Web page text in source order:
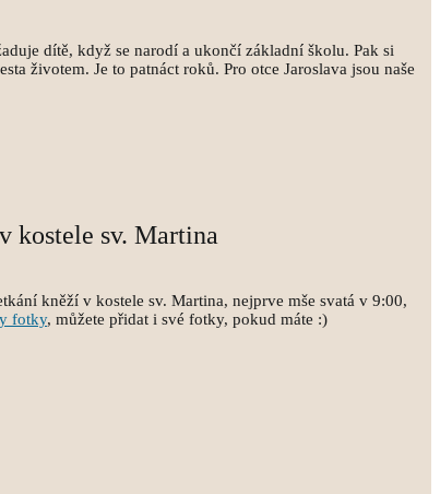
dítě, když se narodí a ukončí základní školu. Pak si
životem. Je to patnáct roků. Pro otce Jaroslava jsou naše
kostele sv. Martina
kněží v kostele sv. Martina, nejprve mše svatá v 9:00,
fotky, můžete přidat i své fotky, pokud máte :)